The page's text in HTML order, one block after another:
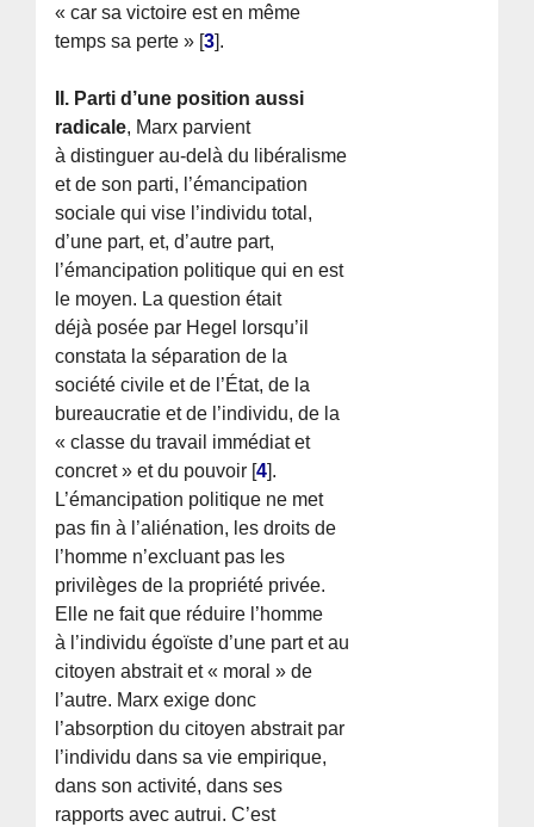
« car sa victoire est en même
temps sa perte » [3].
II. Parti d’une position aussi
radicale, Marx parvient
à distinguer au-delà du libéralisme
et de son parti, l’émancipation
sociale qui vise l’individu total,
d’une part, et, d’autre part,
l’émancipation politique qui en est
le moyen. La question était
déjà posée par Hegel lorsqu’il
constata la séparation de la
société civile et de l’État, de la
bureaucratie et de l’individu, de la
« classe du travail immédiat et
concret » et du pouvoir [4].
L’émancipation politique ne met
pas fin à l’aliénation, les droits de
l’homme n’excluant pas les
privilèges de la propriété privée.
Elle ne fait que réduire l’homme
à l’individu égoïste d’une part et au
citoyen abstrait et « moral » de
l’autre. Marx exige donc
l’absorption du citoyen abstrait par
l’individu dans sa vie empirique,
dans son activité, dans ses
rapports avec autrui. C’est